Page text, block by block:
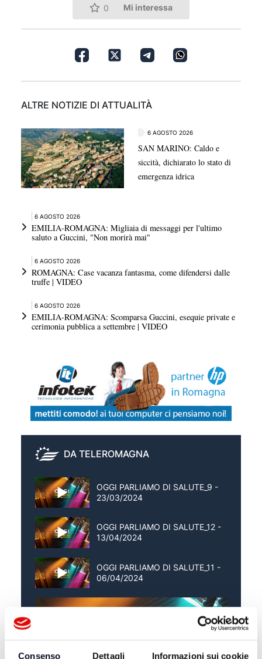
Consenso Dettagli Informazioni sui cookie
0 Mi interessa
ALTRE NOTIZIE DI ATTUALITÀ
6 AGOSTO 2026
SAN MARINO: Caldo e
siccità, dichiarato lo stato di
emergenza idrica
6 AGOSTO 2026
EMILIA-ROMAGNA: Migliaia di messaggi per l'ultimo
saluto a Guccini, "Non morirà mai"
6 AGOSTO 2026
ROMAGNA: Case vacanza fantasma, come difendersi dalle
truffe | VIDEO
6 AGOSTO 2026
EMILIA-ROMAGNA: Scomparsa Guccini, esequie private e
cerimonia pubblica a settembre | VIDEO
DA TELEROMAGNA
OGGI PARLIAMO DI SALUTE_9 -
23/03/2024
OGGI PARLIAMO DI SALUTE_12 -
13/04/2024
OGGI PARLIAMO DI SALUTE_11 -
06/04/2024